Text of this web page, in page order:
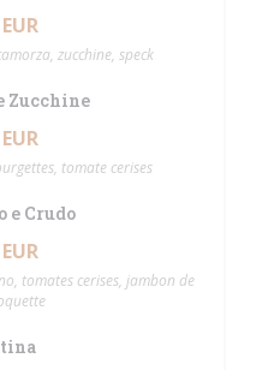
zucchine, speck
Zucchine
tomate cerises
e Crudo
tomates cerises, jambon de